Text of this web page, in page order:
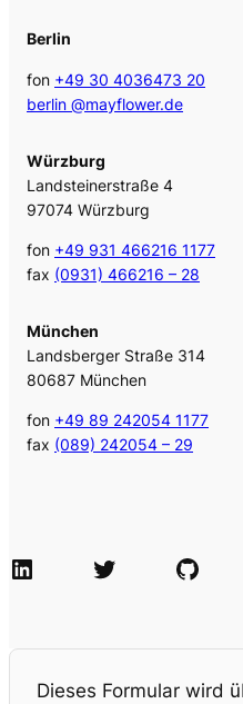
Berlin
fon +49 30 4036473 20
berlin @mayflower.de
Würzburg
Landsteinerstraße 4
97074 Würzburg
fon +49 931 466216 1177
fax (0931) 466216 – 28
München
Landsberger Straße 314
80687 München
fon +49 89 242054 1177
fax (089) 242054 – 29
LinkedIn Twitter GitHub
Dieses Formular wird